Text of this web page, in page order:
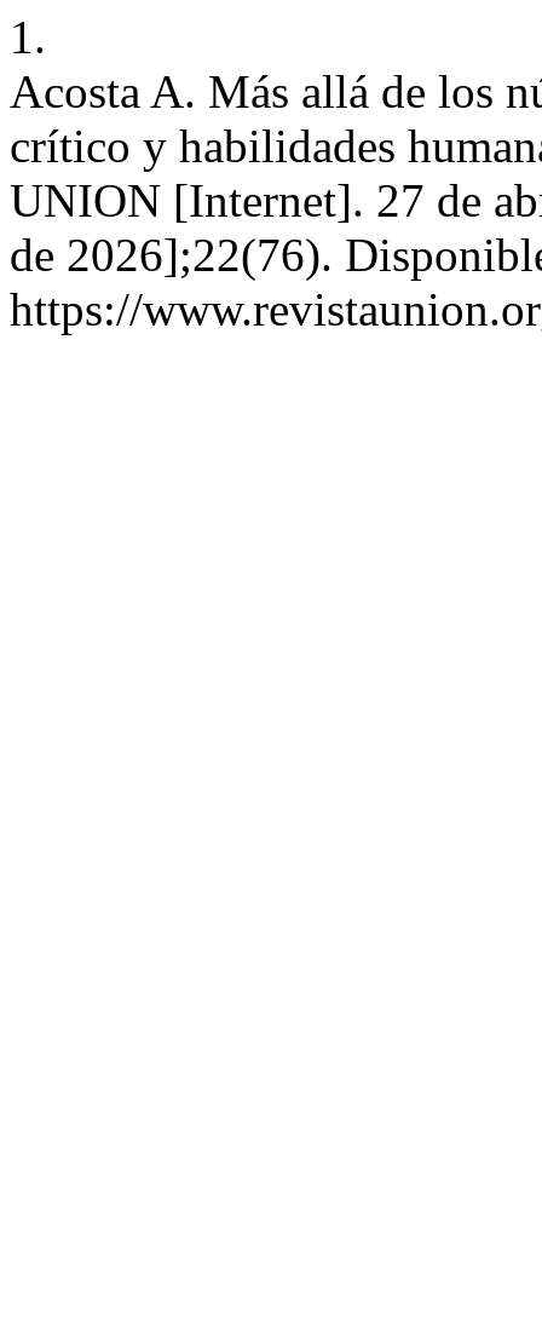
1.
Acosta A. Más allá de los
crítico y habilidades
UNION [Internet]. 27 de
de 2026];22(76).
https://